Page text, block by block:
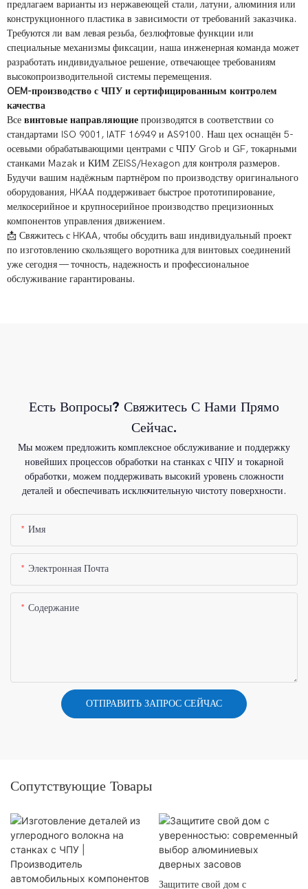
предлагаем варианты из нержавеющей стали, латуни, алюминия или
конструкционного пластика в зависимости от требований заказчика.
Требуются ли вам левая резьба, безлюфтовые функции или
специальные механизмы фиксации, наша инженерная команда может
разработать индивидуальное решение, отвечающее требованиям
высокопроизводительной системы перемещения.
OEM-производство с ЧПУ и сертифицированным контролем
качества
Все винтовые направляющие производятся в соответствии со
стандартами ISO 9001, IATF 16949 и AS9100. Наш цех оснащён 5-
осевыми обрабатывающими центрами с ЧПУ Grob и GF, токарными
станками Mazak и КИМ ZEISS/Hexagon для контроля размеров.
Будучи вашим надёжным партнёром по производству оригинального
оборудования, HKAA поддерживает быстрое прототипирование,
мелкосерийное и крупносерийное производство прецизионных
компонентов управления движением.
📩 Свяжитесь с HKAA, чтобы обсудить ваш индивидуальный проект
по изготовлению скользящего воротника для винтовых соединений
уже сегодня — точность, надежность и профессиональное
обслуживание гарантированы.
Есть Вопросы? Свяжитесь С Нами Прямо
Сейчас.
Мы можем предложить комплексное обслуживание и поддержку
новейших процессов обработки на станках с ЧПУ и токарной
обработки, можем поддерживать высокий уровень сложности
деталей и обеспечивать исключительную чистоту поверхности.
Имя
Электронная Почта
Содержание
ОТПРАВИТЬ ЗАПРОС СЕЙЧАС
Сопутствующие Товары
Защитите свой дом с